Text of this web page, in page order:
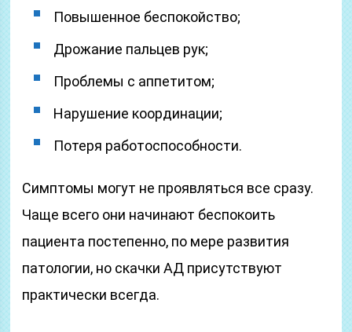
Повышенное беспокойство;
Дрожание пальцев рук;
Проблемы с аппетитом;
Нарушение координации;
Потеря работоспособности.
Симптомы могут не проявляться все сразу.
Чаще всего они начинают беспокоить
пациента постепенно, по мере развития
патологии, но скачки АД присутствуют
практически всегда.